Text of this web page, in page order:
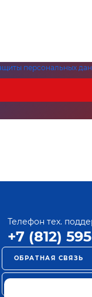
персональных
Телефон тех.
+7 (812)
ОБРАТНАЯ СВЯЗЬ